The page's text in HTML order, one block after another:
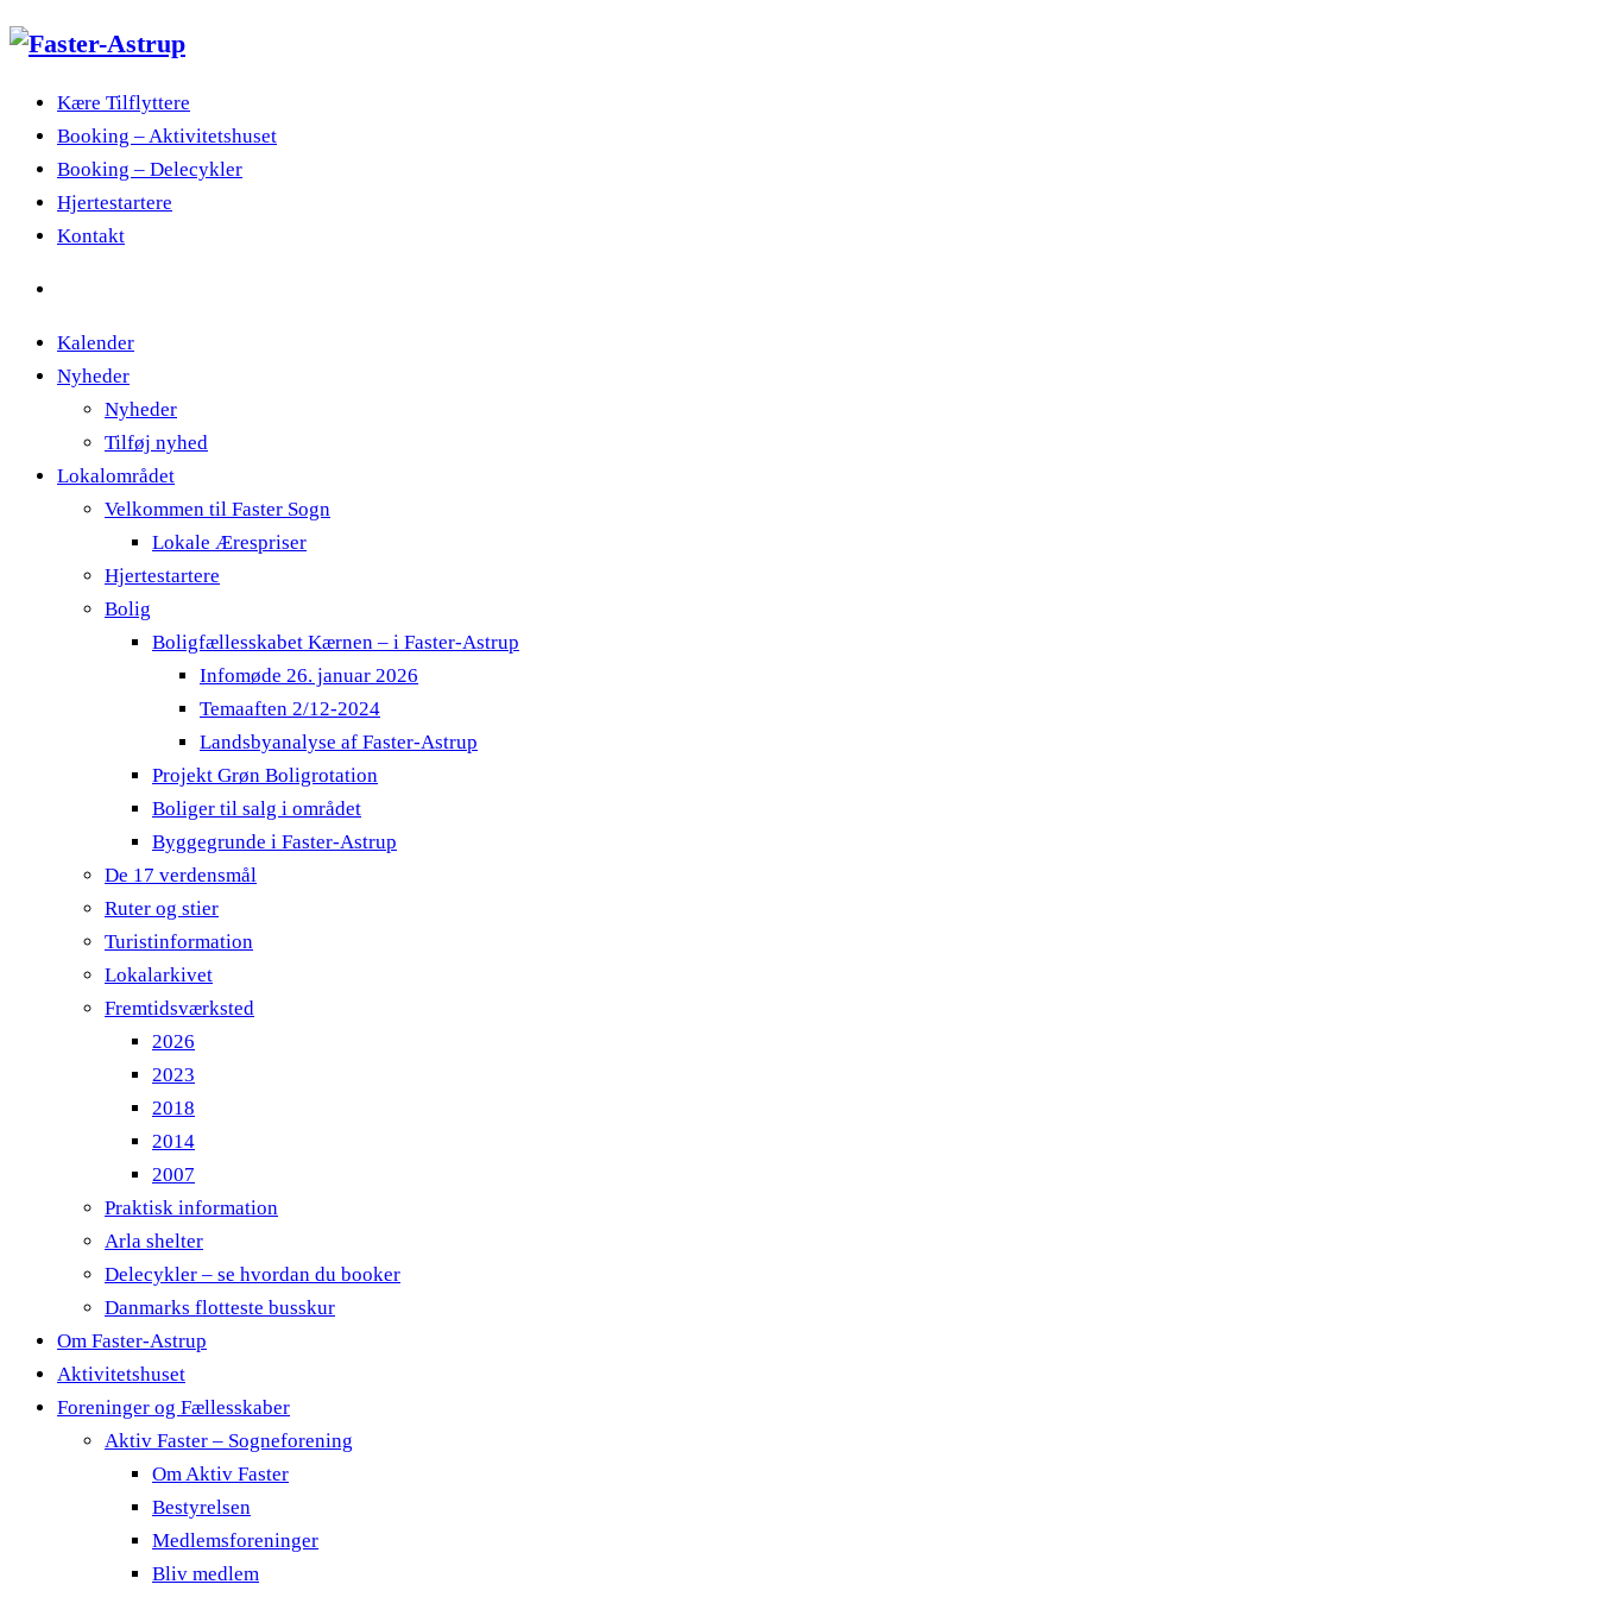
Kære Tilflyttere
Booking – Aktivitetshuset
Booking – Delecykler
Hjertestartere
Kontakt
Kalender
Nyheder
Nyheder
Tilføj nyhed
Lokalområdet
Velkommen til Faster Sogn
Lokale Ærespriser
Hjertestartere
Bolig
Boligfællesskabet Kærnen – i Faster-Astrup
Infomøde 26. januar 2026
Temaaften 2/12-2024
Landsbyanalyse af Faster-Astrup
Projekt Grøn Boligrotation
Boliger til salg i området
Byggegrunde i Faster-Astrup
De 17 verdensmål
Ruter og stier
Turistinformation
Lokalarkivet
Fremtidsværksted
2026
2023
2018
2014
2007
Praktisk information
Arla shelter
Delecykler – se hvordan du booker
Danmarks flotteste busskur
Om Faster-Astrup
Aktivitetshuset
Foreninger og Fællesskaber
Aktiv Faster – Sogneforening
Om Aktiv Faster
Bestyrelsen
Medlemsforeninger
Bliv medlem